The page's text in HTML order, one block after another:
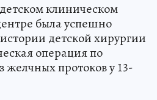
клиническом
была успешно
детской хирургии
операция по
протоков у 13-